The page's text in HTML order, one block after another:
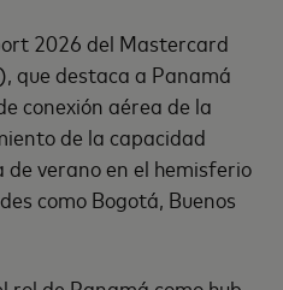
2026 del Mastercard
que destaca a Panamá
conexión aérea de la
de la capacidad
verano en el hemisferio
como Bogotá, Buenos